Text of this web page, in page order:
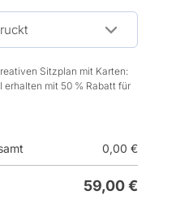
Sitzplan mit Karten:
erhalten mit 50 % Rabatt für
0,00€
59,00€